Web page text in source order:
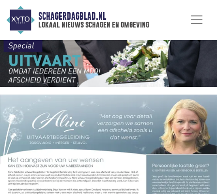
SCHAGERDAGBLAD.NL
lokaal nieuws schagen en omgeving